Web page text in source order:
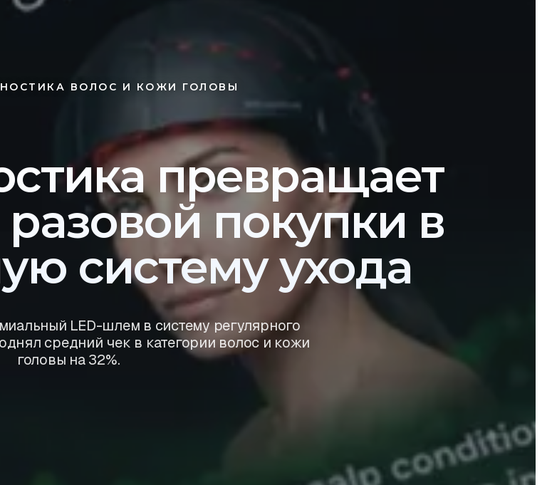
ВОЛОС И КОЖИ ГОЛОВЫ
превращает
покупки в
систему ухода
LED-шлем в систему регулярного
средний чек в категории волос и кожи
головы на 32%.